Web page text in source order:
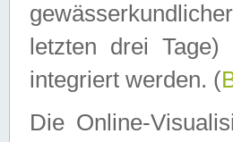
letzten drei
integriert werden. (
Die Online-